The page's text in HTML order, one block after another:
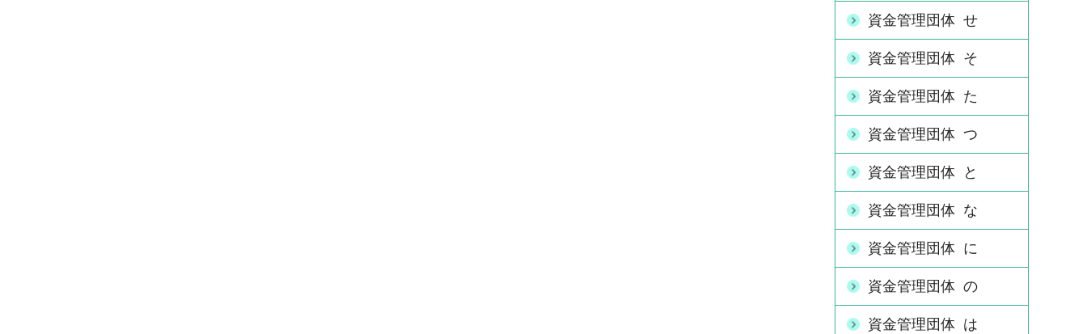
資金管理団体 せ
資金管理団体 そ
資金管理団体 た
資金管理団体 つ
資金管理団体 と
資金管理団体 な
資金管理団体 に
資金管理団体 の
資金管理団体 は